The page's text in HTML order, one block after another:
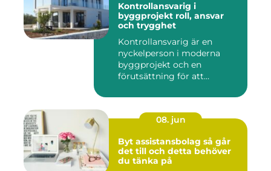
Kontrollansvarig i
byggprojekt roll, ansvar
och trygghet
Kontrollansvarig är en
nyckelperson i moderna
byggprojekt och en
förutsättning för att
08. jun
Byt assistansbolag så går
det till och detta behöver
du tänka på